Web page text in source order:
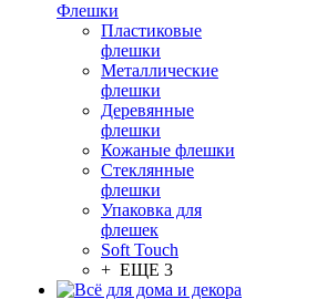
Флешки
Пластиковые
флешки
Металлические
флешки
Деревянные
флешки
Кожаные флешки
Стеклянные
флешки
Упаковка для
флешек
Soft Touch
+ ЕЩЕ 3